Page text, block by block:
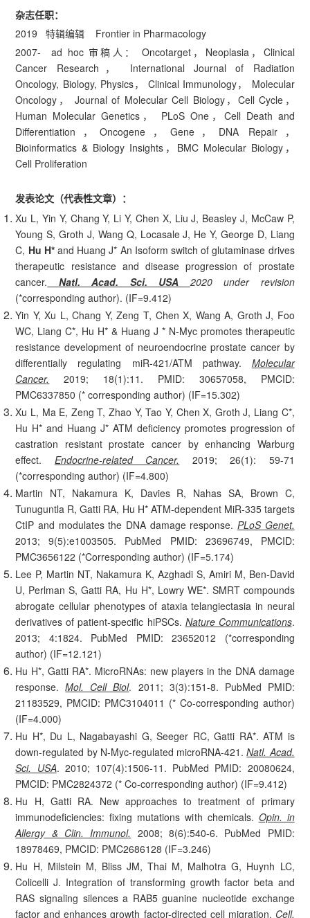
杂志任职：
2019 特辑编辑 Frontier in Pharmacology
2007- ad hoc 审稿人： Oncotarget，Neoplasia，Clinical
Cancer Research， International Journal of Radiation
Oncology, Biology, Physics， Clinical Immunology， Molecular
Oncology， Journal of Molecular Cell Biology，Cell Cycle，
Human Molecular Genetics， PLoS One，Cell Death and
Differentiation，Oncogene，Gene，DNA Repair，
Bioinformatics & Biology Insights，BMC Molecular Biology，
Cell Proliferation
发表论文（代表性文章）：
Xu L, Yin Y, Chang Y, Li Y, Chen X, Liu J, Beasley J, McCaw P,
Young S, Groth J, Wang Q, Locasale J, He Y, George D, Liang
C, Hu H*and Huang J* An Isoform switch of glutaminase drives
therapeutic resistance and disease progression of prostate
cancer.
Natl. Acad. Sci. USA 2020 under revision
(*corresponding author). (IF=9.412)
Yin Y, Xu L, Chang Y, Zeng T, Chen X, Wang A, Groth J, Foo
WC, Liang C*, Hu H* & Huang J * N-Myc promotes therapeutic
resistance development of neuroendocrine prostate cancer by
differentially regulating miR-421/ATM pathway. Molecular
Cancer.
2019; 18(1):11. PMID: 30657058, PMCID:
PMC6337850 (* corresponding author) (IF=15.302)
Xu L, Ma E, Zeng T, Zhao Y, Tao Y, Chen X, Groth J, Liang C*,
Hu H* and Huang J* ATM deficiency promotes progression of
castration resistant prostate cancer by enhancing Warburg
effect. Endocrine-related Cancer.
2019; 26(1): 59-71
(*corresponding author) (IF=4.800)
Martin NT, Nakamura K, Davies R, Nahas SA, Brown C,
Tunuguntla R, Gatti RA, Hu H* ATM-dependent MiR-335 targets
CtIP and modulates the DNA damage response. PLoS Genet.
2013; 9(5):e1003505. PubMed PMID: 23696749, PMCID:
PMC3656122 (*Corresponding author) (IF=5.174)
Lee P, Martin NT, Nakamura K, Azghadi S, Amiri M, Ben-David
U, Perlman S, Gatti RA, Hu H*, Lowry WE*. SMRT compounds
abrogate cellular phenotypes of ataxia telangiectasia in neural
derivatives of patient-specific hiPSCs. Nature Communications.
2013; 4:1824. PubMed PMID: 23652012 (*corresponding
author) (IF=12.121)
Hu H*, Gatti RA*. MicroRNAs: new players in the DNA damage
response.Mol. Cell Biol. 2011; 3(3):151-8. PubMed PMID:
21183529, PMCID: PMC3104011 (* Co-corresponding author)
(IF=4.000)
Hu H*, Du L, Nagabayashi G, Seeger RC, Gatti RA*. ATM is
down-regulated by N-Myc-regulated microRNA-421.Natl. Acad.
Sci. USA. 2010; 107(4):1506-11. PubMed PMID: 20080624,
PMCID: PMC2824372 (* Co-corresponding author) (IF=9.412)
Hu H, Gatti RA. New approaches to treatment of primary
immunodeficiencies: fixing mutations with chemicals. Opin. in
Allergy & Clin. Immunol. 2008; 8(6):540-6. PubMed PMID:
18978469, PMCID: PMC2686128 (IF=3.246)
Hu H, Milstein M, Bliss JM, Thai M, Malhotra G, Huynh LC,
Colicelli J. Integration of transforming growth factor beta and
RAS signaling silences a RAB5 guanine nucleotide exchange
factor and enhances growth factor-directed cell migration. Cell.